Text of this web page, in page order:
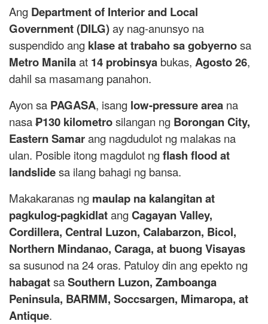
Ang Department of Interior and Local
Government (DILG)ay nag-anunsyo na
suspendido ang klase at trabaho sa gobyernosa
Metro Manilaat 14 probinsya bukas, Agosto 26,
dahil sa masamang panahon.
Ayon sa PAGASA, isang low-pressure area na
nasa₱130 kilometrosilangan ng Borongan City,
Eastern Samarang nagdudulot ng malakas na
ulan. Posible itong magdulot ngflash flood at
landslidesa ilang bahagi ng bansa.
Makakaranas ng maulap na kalangitan at
pagkulog-pagkidlatangCagayan Valley,
Cordillera, Central Luzon, Calabarzon, Bicol,
Northern Mindanao, Caraga, at buong Visayas
sa susunod na 24 oras. Patuloy din ang epekto ng
habagatsaSouthern Luzon, Zamboanga
Peninsula, BARMM, Soccsargen, Mimaropa, at
Antique.